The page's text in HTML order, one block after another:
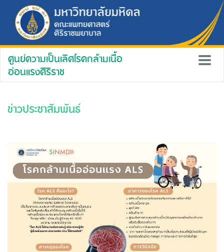
ศูนย์ความเป็นเลิศโรคกล้ามเนื้อ
อ่อนแรงศิริราช
ข่าวประชาสัมพันธ์